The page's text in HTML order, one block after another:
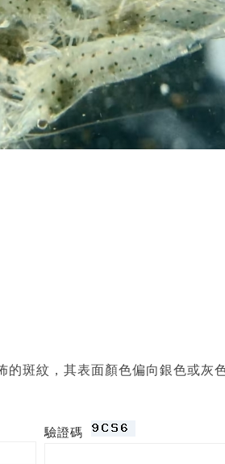
的斑紋，其表面顏色偏向銀色或灰
驗證碼